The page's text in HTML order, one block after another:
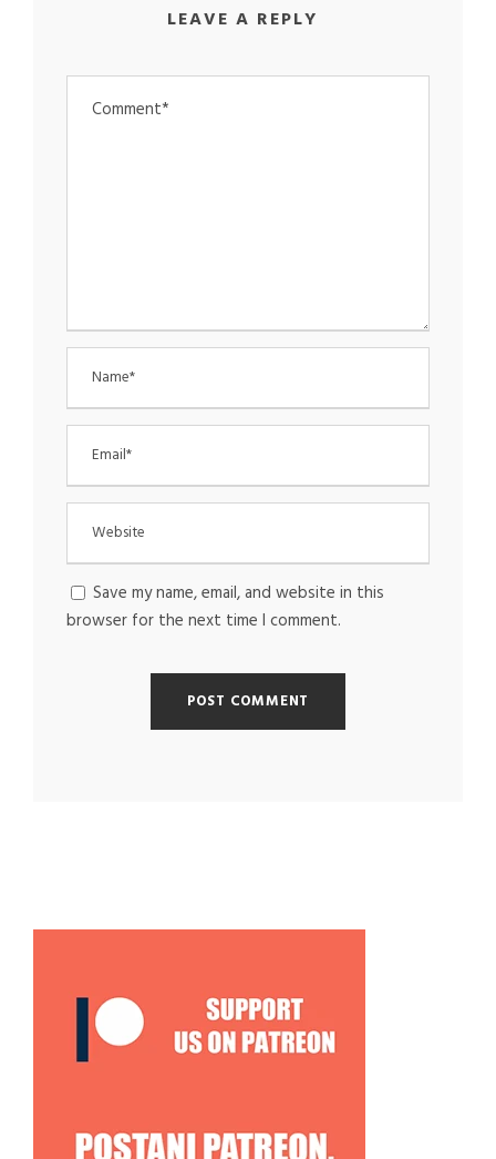
LEAVE A REPLY
Save my name, email, and website in this
browser for the next time I comment.